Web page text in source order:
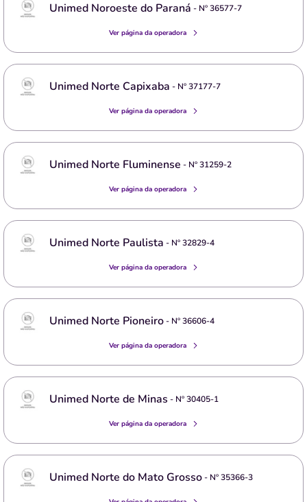
Unimed Noroeste do Paraná - Nº36577-7
Ver página da operadora
Unimed Norte Capixaba - Nº37177-7
Ver página da operadora
Unimed Norte Fluminense - Nº31259-2
Ver página da operadora
Unimed Norte Paulista - Nº32829-4
Ver página da operadora
Unimed Norte Pioneiro- Nº36606-4
Ver página da operadora
Unimed Norte de Minas - Nº30405-1
Ver página da operadora
Unimed Norte do Mato Grosso- Nº35366-3